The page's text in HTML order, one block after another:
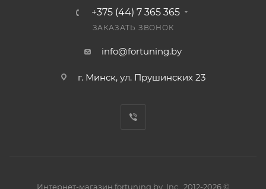
+375 (44) 7 365 365
ЗАКАЗАТЬ ЗВОНОК
info@fortuning.by
г. Минск, ул. Прушинских 23
Интернет-магазин fortuning.by, Inc., 2012-2026 ©